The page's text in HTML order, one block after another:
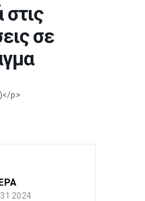
σε
p>
2024